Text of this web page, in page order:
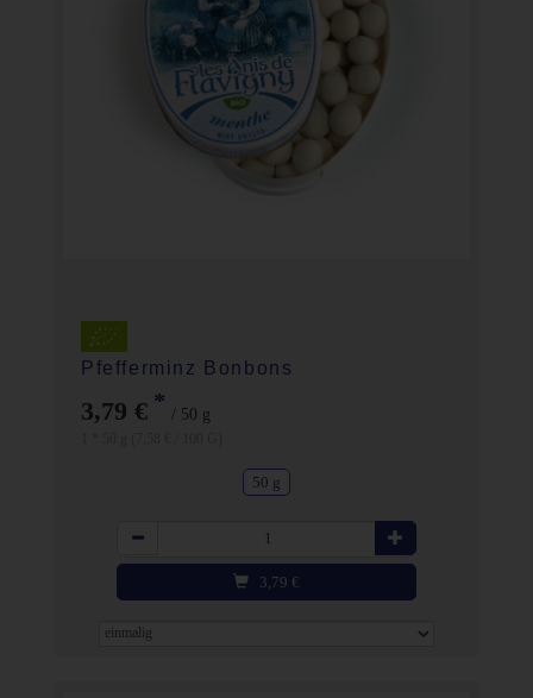
Pfefferminz Bonbons
3,79 € * / 50 g
50 g
Anzahl
3,79 €